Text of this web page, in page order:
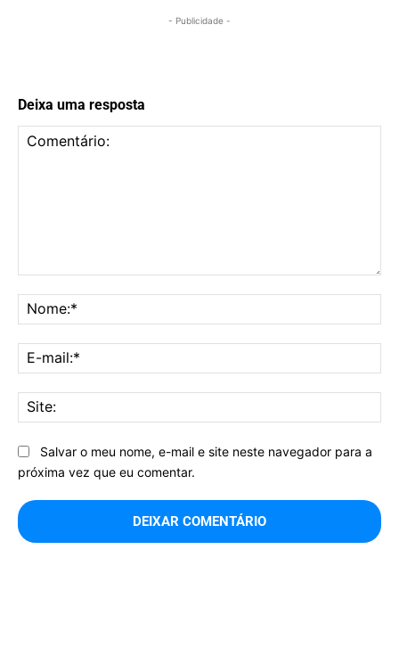
- Publicidade -
Deixa uma resposta
Salvar o meu nome, e-mail e site neste navegador para a
próxima vez que eu comentar.